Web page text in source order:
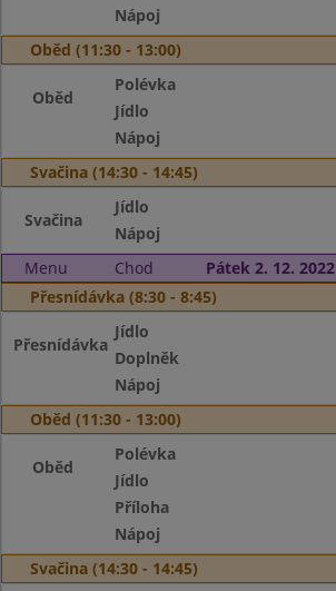
Nápoj
Oběd (11:30 - 13:00)
Oběd
Polévka
Jídlo
Nápoj
Svačina (14:30 - 14:45)
Svačina
Jídlo
Nápoj
Menu
Chod
Pátek 2. 12. 2022
Přesnídávka (8:30 - 8:45)
Přesnídávka
Jídlo
Doplněk
Nápoj
Oběd (11:30 - 13:00)
Oběd
Polévka
Jídlo
Příloha
Nápoj
Svačina (14:30 - 14:45)